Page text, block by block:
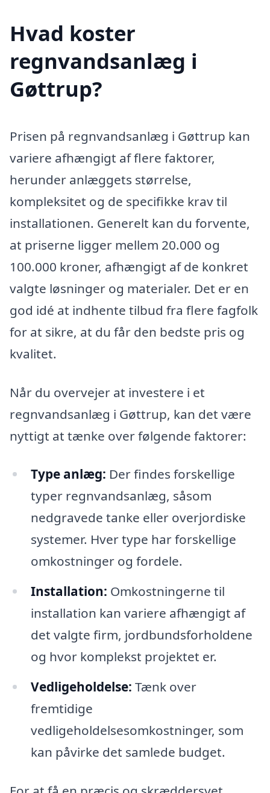
Hvad koster
regnvandsanlæg i
Gøttrup?
Prisen på regnvandsanlæg i Gøttrup kan
variere afhængigt af flere faktorer,
herunder anlæggets størrelse,
kompleksitet og de specifikke krav til
installationen. Generelt kan du forvente,
at priserne ligger mellem 20.000 og
100.000 kroner, afhængigt af de konkret
valgte løsninger og materialer. Det er en
god idé at indhente tilbud fra flere fagfolk
for at sikre, at du får den bedste pris og
kvalitet.
Når du overvejer at investere i et
regnvandsanlæg i Gøttrup, kan det være
nyttigt at tænke over følgende faktorer:
Type anlæg: Der findes forskellige
typer regnvandsanlæg, såsom
nedgravede tanke eller overjordiske
systemer. Hver type har forskellige
omkostninger og fordele.
Installation: Omkostningerne til
installation kan variere afhængigt af
det valgte firm, jordbundsforholdene
og hvor komplekst projektet er.
Vedligeholdelse: Tænk over
fremtidige
vedligeholdelsesomkostninger, som
kan påvirke det samlede budget.